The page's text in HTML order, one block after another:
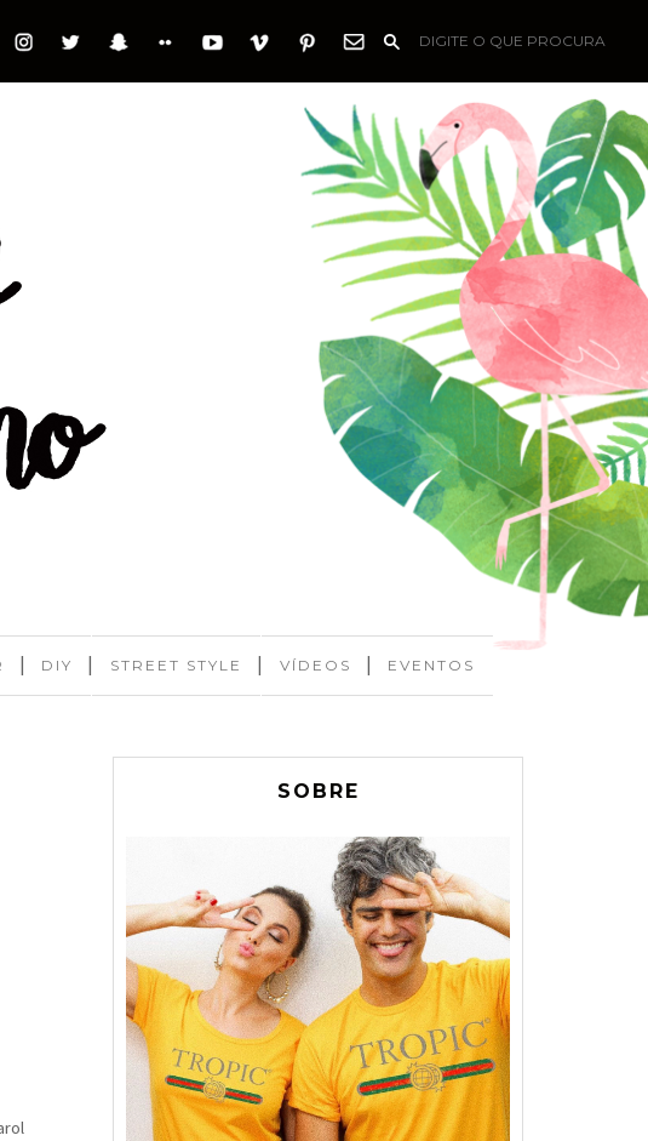
| DIY | STREET STYLE | VÍDEOS | EVENTOS
SOBRE